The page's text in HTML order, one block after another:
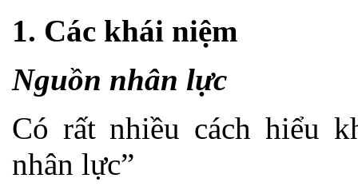
1. Các khái niệm
Nguồn nhân lực
Có rất nhiều cách hiểu
nhân lực”